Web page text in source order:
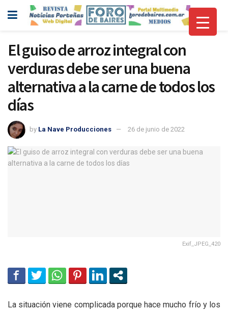
El guiso de arroz integral con
verduras debe ser una buena
alternativa a la carne de todos los
días
by La Nave Producciones 26 de junio de 2022
Exif_JPEG_420
La situación viene complicada porque hace mucho frío y los